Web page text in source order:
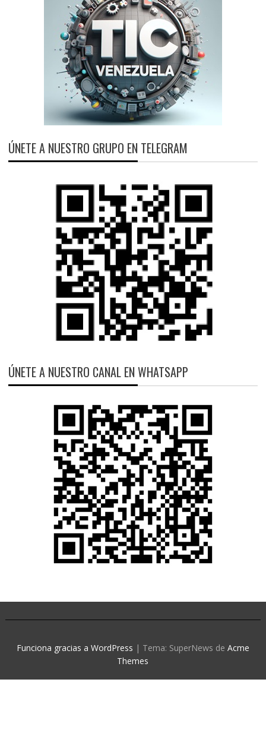
ÚNETE A NUESTRO GRUPO EN TELEGRAM
ÚNETE A NUESTRO CANAL EN WHATSAPP
Funciona gracias a WordPress | Tema: SuperNews de Acme
Themes